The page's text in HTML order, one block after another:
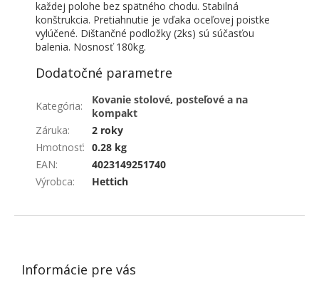
každej polohe bez spätného chodu. Stabilná
konštrukcia. Pretiahnutie je vďaka oceľovej poistke
vylúčené. Dištančné podložky (2ks) sú súčasťou
balenia. Nosnosť 180kg.
Dodatočné parametre
Kategória:
Kovanie stolové, posteľové a na
kompakt
Záruka:
2 roky
Hmotnosť: 0.28 kg
EAN:
4023149251740
Výrobca: Hettich
ZÁPÄTIE
Informácie pre vás